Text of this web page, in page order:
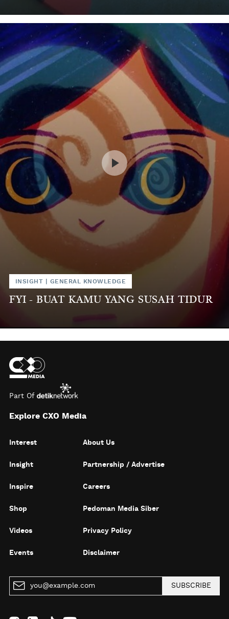
INSIGHT GENERAL KNOWLEDGE
FYI - BUAT KAMU YANG SUSAH TIDUR
Part Of
Explore CXO Media
Interest
Insight
Inspire
Shop
Videos
Events
About Us
Partnership / Advertise
Careers
Pedoman Media Siber
Privacy Policy
Disclaimer
SUBSCRIBE